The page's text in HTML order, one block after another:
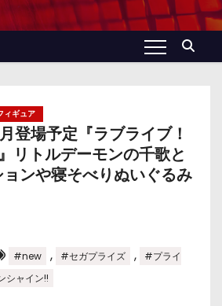
ィギュア
登場予定『ラブライブ！
リトルデーモンの千歌と
ンや寝そべりぬいぐるみ
#new , #セガプライズ ,
#プライ
シャイン!!